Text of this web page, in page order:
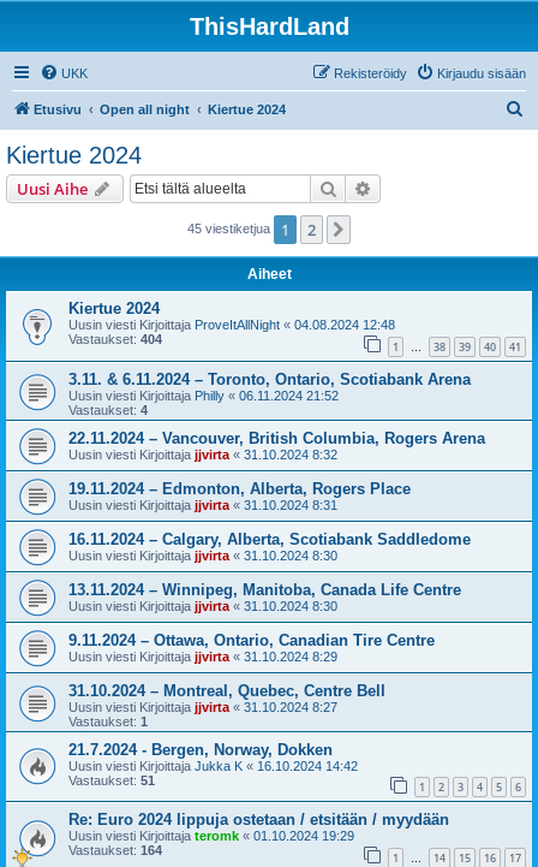
ThisHardLand
UKK Kirjaudu sisään
Rekisteröidy
Etusivu Open all night Kiertue 2024
Kiertue 2024
Uusi Aihe Etsi
45 viestiketjua 1 2
Aiheet
Kiertue 2024
Uusin viesti Kirjoittaja ProveItAllNight « 04.08.2024 12:48
Vastaukset: 404 1 … 38 39 40 41
3.11. & 6.11.2024 – Toronto, Ontario, Scotiabank Arena
Uusin viesti Kirjoittaja Philly « 06.11.2024 21:52
Vastaukset: 4
22.11.2024 – Vancouver, British Columbia, Rogers Arena
Uusin viesti Kirjoittaja jjvirta « 31.10.2024 8:32
19.11.2024 – Edmonton, Alberta, Rogers Place
Uusin viesti Kirjoittaja jjvirta « 31.10.2024 8:31
16.11.2024 – Calgary, Alberta, Scotiabank Saddledome
Uusin viesti Kirjoittaja jjvirta « 31.10.2024 8:30
13.11.2024 – Winnipeg, Manitoba, Canada Life Centre
Uusin viesti Kirjoittaja jjvirta « 31.10.2024 8:30
9.11.2024 – Ottawa, Ontario, Canadian Tire Centre
Uusin viesti Kirjoittaja jjvirta « 31.10.2024 8:29
31.10.2024 – Montreal, Quebec, Centre Bell
Uusin viesti Kirjoittaja jjvirta « 31.10.2024 8:27
Vastaukset: 1
21.7.2024 - Bergen, Norway, Dokken
Uusin viesti Kirjoittaja Jukka K « 16.10.2024 14:42
Vastaukset: 51 1 2 3 4 5 6
Re: Euro 2024 lippuja ostetaan / etsitään / myydään
Uusin viesti Kirjoittaja teromk « 01.10.2024 19:29
Vastaukset: 164 1 … 14 15 16 17